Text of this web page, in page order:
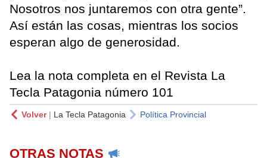
Nosotros nos juntaremos con otra gente”.
Así están las cosas, mientras los socios
esperan algo de generosidad.
Lea la nota completa en el Revista La
Tecla Patagonia número 101
Volver| La Tecla Patagonia Política Provincial
OTRAS NOTAS